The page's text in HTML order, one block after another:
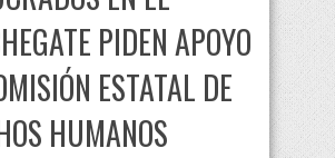
PIDEN APOYO
ESTATAL DE
HUMANOS